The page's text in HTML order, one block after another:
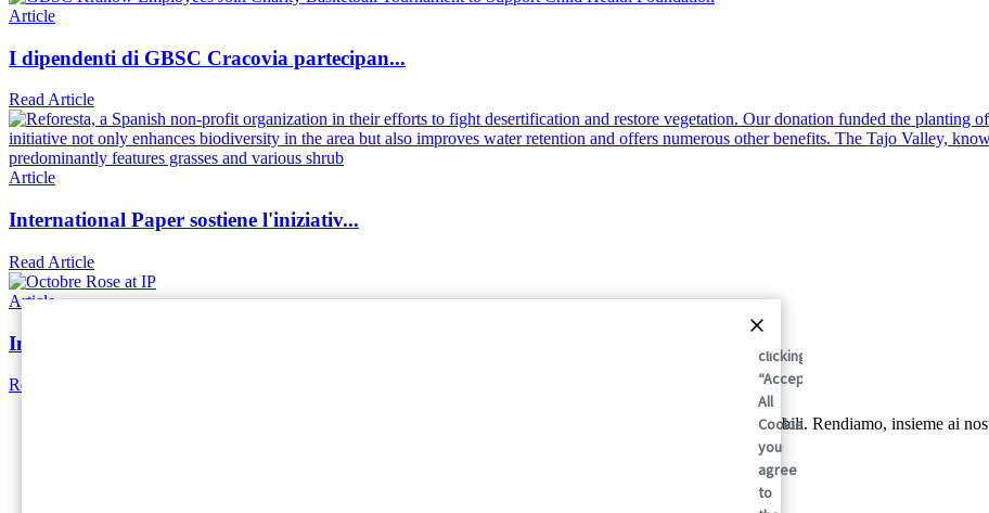
Article
I dipendenti di GBSC Cracovia partecipan...
Read Article
Article
International Paper sostiene l'iniziativ...
Read Article
Article
International Paper sostiene Pink Octobe...
Read Article
International Paper (NYSE: IP; LSE: IPC) è leader mondiale nelle soluzioni di imballaggio sostenibili. Rendiamo, insieme ai
By
clicking
“Accept
All
Cookies”,
you
agree
to